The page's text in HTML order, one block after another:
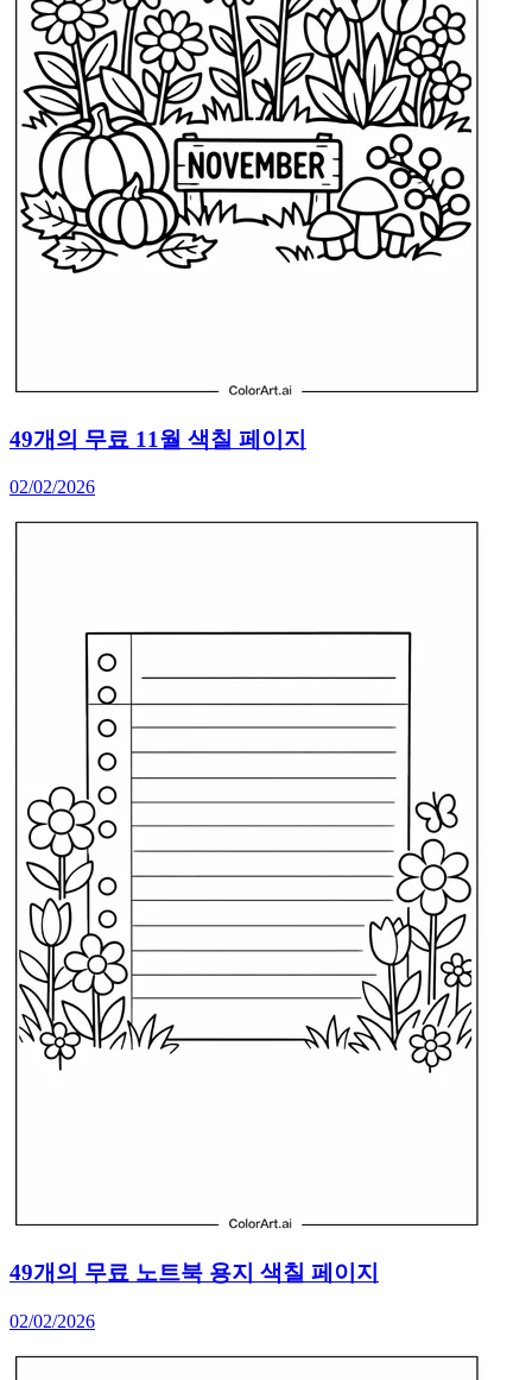
49개의 무료 11월 색칠 페이지
02/02/2026
49개의 무료 노트북 용지 색칠 페이지
02/02/2026